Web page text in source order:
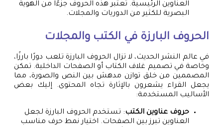
العناوين الرئيسية. تُعتبر هذه الحروف جزءًا من الهوية
البصرية للكثير من الدوريات والمجلات.
الحروف البارزة في الكتب والمجلات
في عالم النشر الحديث، لا تزال الحروف البارزة تلعب دورًا بارزًا،
وخاصة في تصميم غلاف الكتاب أو الصفحات الداخلية. تمكن
المصممين من خلق توازن مدهش بين النص والصورة، مما
يجعل القراء يشعرون بالإثارة تجاه المحتوى. إليك بعض
الأساليب المستخدمة:
حروف عناوين الكتب: تستخدم الحروف البارزة لجعل
العناوين تبرز بين الصفحات. اختيار نمط حرف مناسب